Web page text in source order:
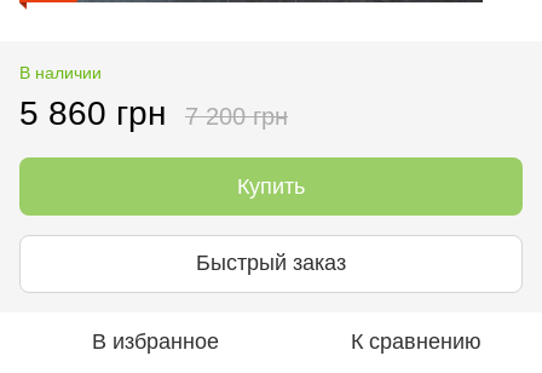
В наличии
5 860 грн 7 200 грн
Купить
Быстрый заказ
В избранное К сравнению